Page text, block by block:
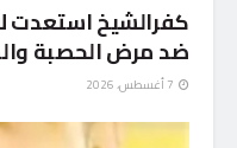
كفرالشيخ استعدت
ضد مرض الحصبة